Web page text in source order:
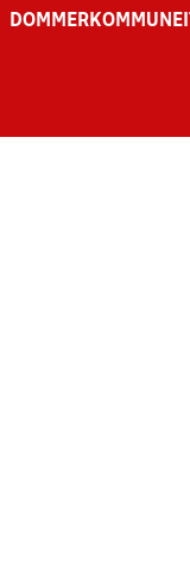
DOMMER KOMMUNE